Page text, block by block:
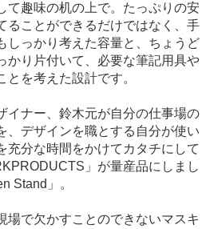
て趣味の机の上で。たっぷりの安
ることができるだけではなく、手
しっかり考えた容量と、ちょうど
かり片付いて、必要な筆記用具や
を考えた設計です。
イナー、鈴木元が自分の仕事場の
、デザインを職とする自分が使い
充分な時間をかけてカタチにして
」が量産品にしまし
Stand」。
場で欠かすことのできないマスキ